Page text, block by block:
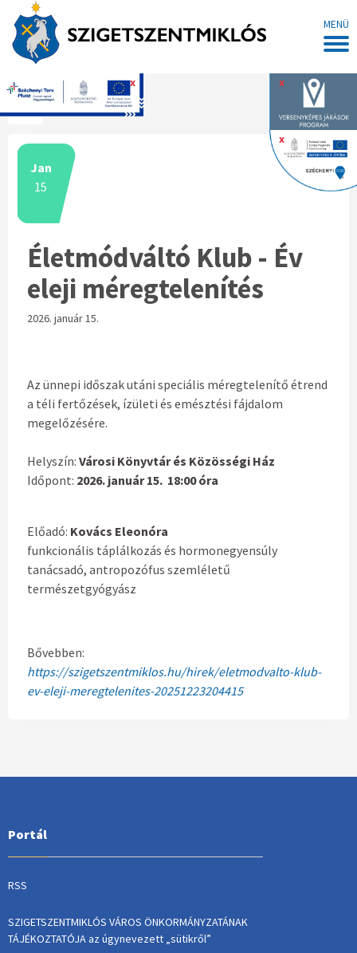
MENÜ
x
x
x
Főoldal
Jan
15
Életmódváltó Klub - Év
eleji méregtelenítés
2026. január 15.
Az ünnepi időszak utáni speciális méregtelenítő étrend
a téli fertőzések, ízületi és emésztési fájdalom
megelőzésére.
Helyszín: Városi Könyvtár és Közösségi Ház
Időpont: 2026. január 15. 18:00 óra
Előadó: Kovács Eleonóra
funkcionális táplálkozás és hormonegyensúly
tanácsadó, antropozófus szemléletű
természetgyógyász
Bővebben:
https://szigetszentmiklos.hu/hirek/eletmodvalto-klub-
ev-eleji-meregtelenites-20251223204415
Portál
RSS
SZIGETSZENTMIKLÓS VÁROS ÖNKORMÁNYZATÁNAK
TÁJÉKOZTATÓJA az úgynevezett „sütikről”